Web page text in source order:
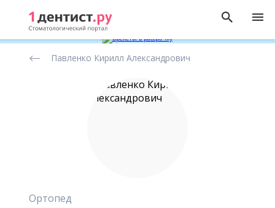
стоматологов
Павленко Кирилл Александрович
Ортопед